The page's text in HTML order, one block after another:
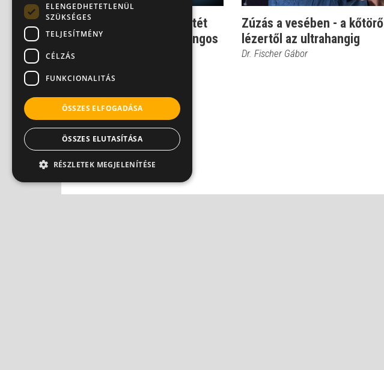
Vesekő eltávolítása műtét
nélkül - ilyen az ultrahangos
móds...
Zúzás a vesében - a kőtörő
lézertől az ultrahangig
Dr. Fischer Gábor
ELENGEDHETETLENÜL
SZÜKSÉGES
TELJESÍTMÉNY
CÉLZÁS
FUNKCIONALITÁS
ÖSSZES ELFOGADÁSA
ÖSSZES ELUTASÍTÁSA
RÉSZLETEK MEGJELENÍTÉSE